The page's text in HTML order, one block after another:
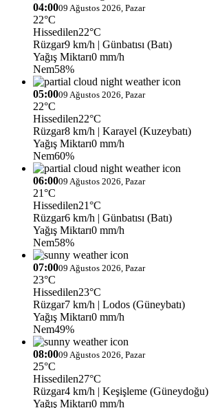
04:0009 Ağustos 2026, Pazar
22°C
Hissedilen22°C
Rüzgar9 km/h | Günbatısı (Batı)
Yağış Miktarı0 mm/h
Nem58%
05:0009 Ağustos 2026, Pazar
22°C
Hissedilen22°C
Rüzgar8 km/h | Karayel (Kuzeybatı)
Yağış Miktarı0 mm/h
Nem60%
06:0009 Ağustos 2026, Pazar
21°C
Hissedilen21°C
Rüzgar6 km/h | Günbatısı (Batı)
Yağış Miktarı0 mm/h
Nem58%
07:0009 Ağustos 2026, Pazar
23°C
Hissedilen23°C
Rüzgar7 km/h | Lodos (Güneybatı)
Yağış Miktarı0 mm/h
Nem49%
08:0009 Ağustos 2026, Pazar
25°C
Hissedilen27°C
Rüzgar4 km/h | Keşişleme (Güneydoğu)
Yağış Miktarı0 mm/h